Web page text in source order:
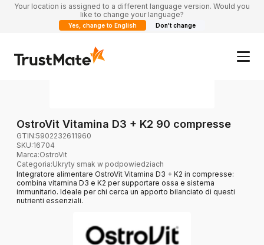
Your location is assigned to a different language version. Would you
like to change your language?
Yes, change to English Don't change
OstroVit Vitamina D3 + K2 90 compresse
GTIN:5902232611960
SKU:16704
Marca:OstroVit
Categoria:Ukryty smak w podpowiedziach
Integratore alimentare OstroVit Vitamina D3 + K2 in compresse:
combina vitamina D3 e K2 per supportare ossa e sistema
immunitario. Ideale per chi cerca un apporto bilanciato di questi
nutrienti essenziali.